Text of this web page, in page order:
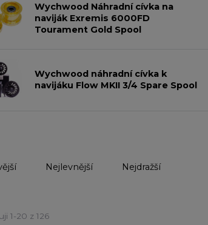
Wychwood Náhradní cívka na
naviják Exremis 6000FD
Tourament Gold Spool
Wychwood náhradní cívka k
navijáku Flow MKII 3/4 Spare Spool
Nejlevnější Nejdražší
1-20 z 126